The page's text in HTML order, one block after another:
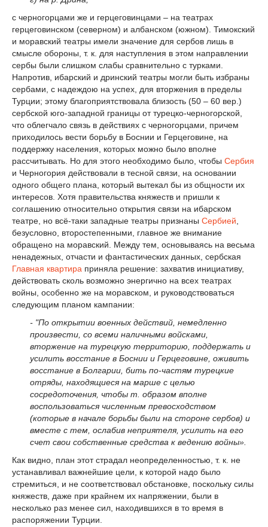
с черногорцами же и герцеговинцами – на театрах
герцеговинском (северном) и албанском (южном). Тимокский
и моравский театры имели значение для сербов лишь в
смысле обороны, т. к. для наступления в этом направлении
сербы были слишком слабы сравнительно с турками.
Напротив, ибарский и дринский театры могли быть избраны
сербами, с надеждою на успех, для вторжения в пределы
Турции; этому благоприятствовала близость (50 – 60 вер.)
сербской юго-западной границы от турецко-черногорской,
что облегчало связь в действиях с черногорцами, причем
приходилось вести борьбу в Боснии и Герцеговине, на
поддержку населения, которых можно было вполне
рассчитывать. Но для этого необходимо было, чтобы Сербия
и Черногория действовали в тесной связи, на основании
одного общего плана, который вытекал бы из общности их
интересов. Хотя правительства княжеств и пришли к
соглашению относительно открытия связи на ибарском
театре, но всё-таки западные театры признаны Сербией
безусловно, второстепенными, главное же внимание
обращено на моравский. Между тем, основываясь на весьма
ненадежных, отчасти и фантастических данных, сербская
Главная квартира приняла решение: захватив инициативу,
действовать сколь возможно энергично на всех театрах
войны, особенно же на моравском, и руководствоваться
следующим планом кампании:
- "По открытии военных действий, немедленно
произвести, со всеми наличными войсками,
вторжение на турецкую территорию, поддержать и
усилить восстание в Боснии и Герцеговине, оживить
восстание в Болгарии, бить по-частям турецкие
отряды, находящиеся на марше с целью
сосредоточения, чтобы т. образом вполне
воспользоваться численным превосходством
(которые в начале борьбы были на стороне сербов) и
вместе с тем, ослабив неприятеля, усилить на его
счет свои собственные средства к ведению войны».
Как видно, план этот страдал неопределенностью, т. к. не
устанавливал важнейшие цели, к которой надо было
стремиться, и не соответствовал обстановке, поскольку силы
княжеств, даже при крайнем их напряжении, были в
несколько раз менее сил, находившихся в то время в
распоряжении Турции.